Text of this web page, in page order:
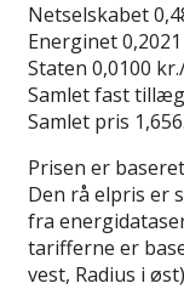
Netselskabet
Energinet
Staten 0,0100
Samlet fast tillæg
Samlet pris
Prisen er
Den rå elpris er
fra
tarifferne er
vest, Radius i